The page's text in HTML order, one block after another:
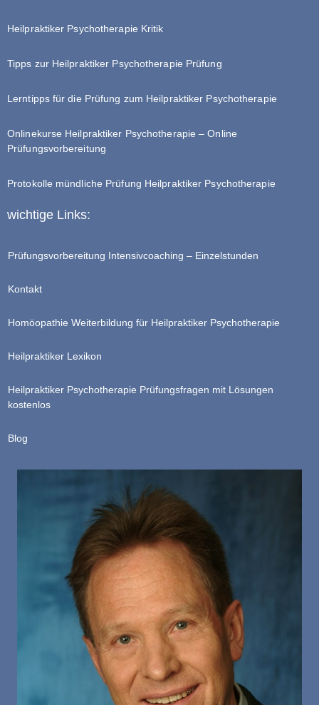
Heilpraktiker Psychotherapie Kritik
Tipps zur Heilpraktiker Psychotherapie Prüfung
Lerntipps für die Prüfung zum Heilpraktiker Psychotherapie
Onlinekurse Heilpraktiker Psychotherapie – Online
Prüfungsvorbereitung
Protokolle mündliche Prüfung Heilpraktiker Psychotherapie
wichtige Links:
Prüfungsvorbereitung Intensivcoaching – Einzelstunden
Kontakt
Homöopathie Weiterbildung für Heilpraktiker Psychotherapie
Heilpraktiker Lexikon
Heilpraktiker Psychotherapie Prüfungsfragen mit Lösungen
kostenlos
Blog